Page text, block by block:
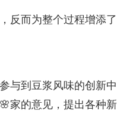
反而为整个过程增添
与到豆浆风味的创新
家的意见，提出各种